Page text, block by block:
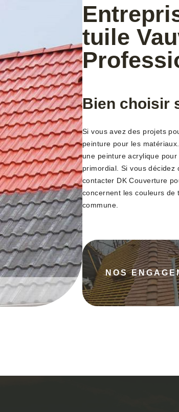
tuile
Bien choisir
Si vous avez des projets
peinture pour les
une peinture acrylique
primordial. Si vous
contacter DK Couverture
concernent les couleurs
commune.
NOS